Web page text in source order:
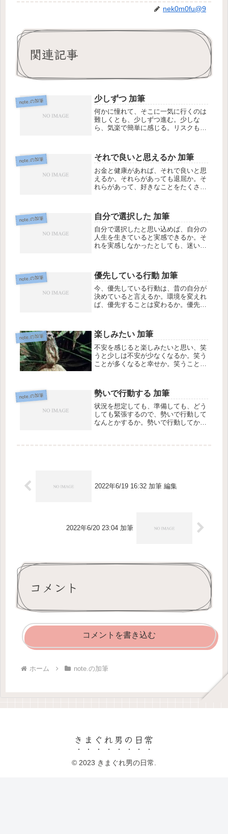
nek0m0fu@9
関連記事
note.の加筆 少しずつ 加筆
何かに憧れて、そこに一気に行くのは
難しくとも、少しずつ進む。少しな
ら、気楽で簡単に感じる。リスクも少
note.の加筆 それで良いと思えるか 加筆
お金と健康があれば、それで良いと思
えるか。それらがあっても退屈か。そ
れらがあって、好きなことをたくさん
note.の加筆 自分で選択した 加筆
自分で選択したと思い込めば、自分の
人生を生きていると実感できるか。そ
れを実感しなかったとしても、迷いは
note.の加筆 優先している行動 加筆
今、優先している行動は、昔の自分が
決めていると言えるか。環境を変えれ
ば、優先することは変わるか。優先す
note.の加筆 楽しみたい 加筆
不安を感じると楽しみたいと思い、笑
うと少しは不安が少なくなるか。笑う
ことが多くなると幸せか。笑うことで
note.の加筆 勢いで行動する 加筆
状況を想定しても、準備しても、どう
しても緊張するので、勢いで行動して
なんとかするか。勢いで行動してか
2022年6/19 16:32 加筆 編集
2022年6/20 23:04 加筆
コメント
コメントを書き込む
ホーム note.の加筆
きまぐれ男の日常
© 2023 きまぐれ男の日常.